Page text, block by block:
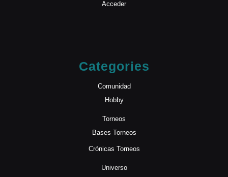
Acceder
Categories
Comunidad
Hobby
Torneos
Bases Torneos
Crónicas Torneos
Universo